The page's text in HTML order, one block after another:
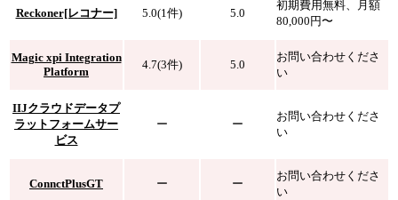
Reckoner[レコナー] 5.0(1件) 5.0
初期費用無料、月額
80,000円〜
Magic xpi Integration
Platform
4.7(3件) 5.0
お問い合わせくださ
い
IIJクラウドデータプ
ラットフォームサー
ビス
ー ー
お問い合わせくださ
い
ConnctPlusGT ー ー
お問い合わせくださ
い